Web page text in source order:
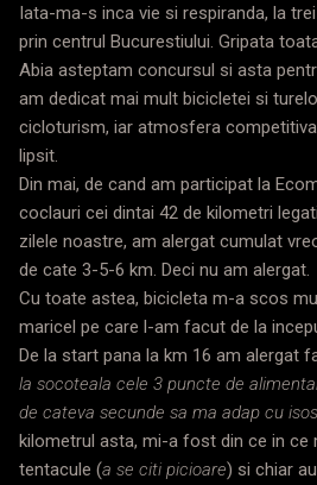
Iata-ma-s inca vie si respiranda, la
prin centrul Bucurestiului. Gripata
Abia asteptam concursul si asta
am dedicat mai mult bicicletei si
cicloturism, iar atmosfera
lipsit.
Din mai, de cand am participat la
coclauri cei dintai 42 de kilometri
zilele noastre, am alergat cumulat
de cate 3-5-6 km. Deci nu am alergat.
Cu toate astea, bicicleta m-a scos
maricel pe care l-am facut de la
De la start pana la km 16 am alergat
la socoteala cele 3 puncte de
de cateva secunde sa ma adap cu
kilometrul asta, mi-a fost din ce in ce
tentacule (a se citi picioare) si chiar